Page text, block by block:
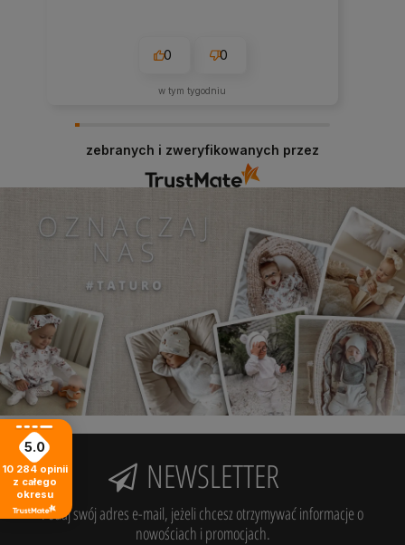
0 0
w tym tygodniu
zebranych i zweryfikowanych przez
NEWSLETTER
Podaj swój adres e-mail, jeżeli chcesz otrzymywać informacje o
nowościach i promocjach.
5.0
10 284 opinii
z całego
okresu